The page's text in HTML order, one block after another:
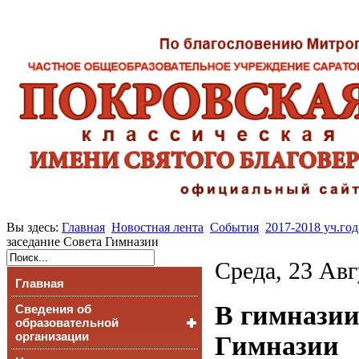
Вы здесь: Главная Новостная лента События 2017-2018 уч.год
заседание Совета Гимназии
Главная
Сведения об
образовательной
организации
Среда, 23
В гимназии
Гимназии